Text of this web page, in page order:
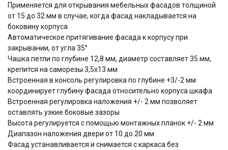
Применяется для открывания мебельных фасадов толщиной
от 15 до 32 мм в случае, когда фасад накладывается на
боковину корпуса
Автоматическое притягивание фасада к корпусу при
закрывании, от угла 35°
Чашка петли по глубине 12,8 мм, диаметр составляет 35 мм,
крепится на саморезы 3,5х13 мм
Встроенная в консоль регулировка по глубине +3/-2 мм
координирует глубину фасада относительно корпуса шкафа
Встроенная регулировка наложения +/- 2 мм позволяет
оставлять узкие боковые зазоры
Высота регулируется с помощью монтажных планок +/- 2 мм
Диапазон наложения двери от 10 до 20 мм
Фасад устанавливается и снимается с каркаса без